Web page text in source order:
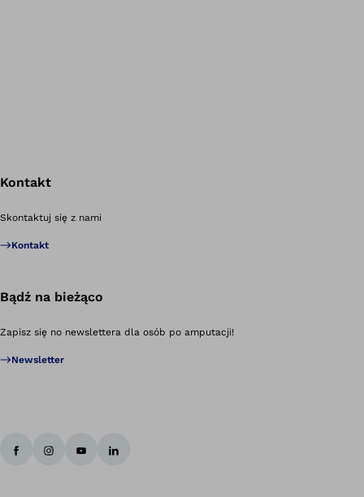
Kontakt
Skontaktuj się z nami
Kontakt
Bądź na bieżąco
Zapisz się no newslettera dla osób po amputacji!
Newsletter